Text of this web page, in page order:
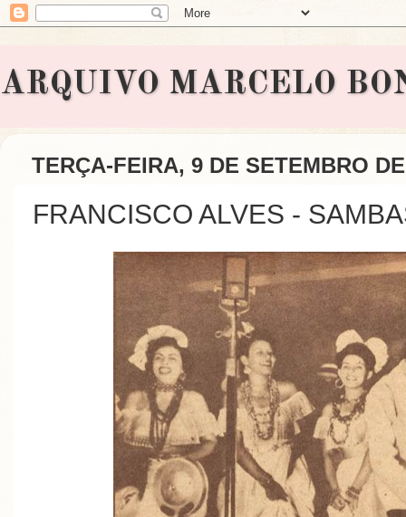
ARQUIVO MARCELO
TERÇA-FEIRA, 9 DE SETEMBRO
FRANCISCO ALVES -